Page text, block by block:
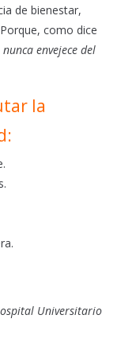
de bienestar,
como dice
envejece del
la
Universitario